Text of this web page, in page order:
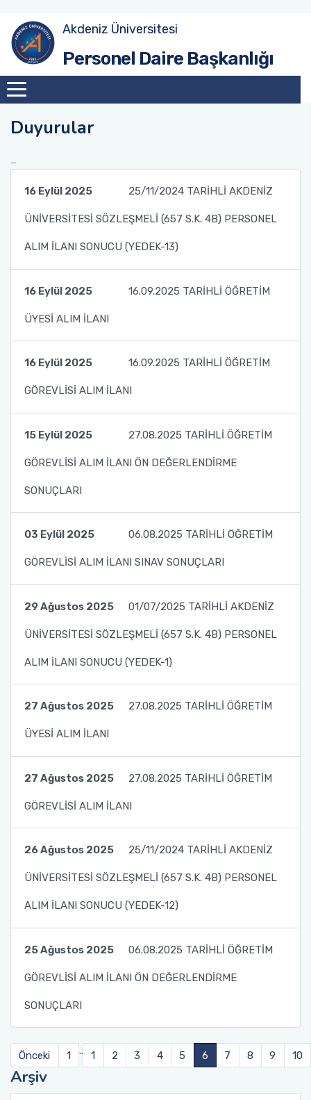
Akdeniz Üniversitesi
Personel Daire Başkanlığı
Duyurular
16 Eylül 2025 25/11/2024 TARİHLİ AKDENİZ
ÜNİVERSİTESİ SÖZLEŞMELİ (657 S.K. 4B) PERSONEL
ALIM İLANI SONUCU (YEDEK-13)
16 Eylül 2025 16.09.2025 TARİHLİ ÖĞRETİM
ÜYESİ ALIM İLANI
16 Eylül 2025 16.09.2025 TARİHLİ ÖĞRETİM
GÖREVLİSİ ALIM İLANI
15 Eylül 2025 27.08.2025 TARİHLİ ÖĞRETİM
GÖREVLİSİ ALIM İLANI ÖN DEĞERLENDİRME
SONUÇLARI
03 Eylül 2025 06.08.2025 TARİHLİ ÖĞRETİM
GÖREVLİSİ ALIM İLANI SINAV SONUÇLARI
29 Ağustos 2025 01/07/2025 TARİHLİ AKDENİZ
ÜNİVERSİTESİ SÖZLEŞMELİ (657 S.K. 4B) PERSONEL
ALIM İLANI SONUCU (YEDEK-1)
27 Ağustos 2025 27.08.2025 TARİHLİ ÖĞRETİM
ÜYESİ ALIM İLANI
27 Ağustos 2025 27.08.2025 TARİHLİ ÖĞRETİM
GÖREVLİSİ ALIM İLANI
26 Ağustos 2025 25/11/2024 TARİHLİ AKDENİZ
ÜNİVERSİTESİ SÖZLEŞMELİ (657 S.K. 4B) PERSONEL
ALIM İLANI SONUCU (YEDEK-12)
25 Ağustos 2025 06.08.2025 TARİHLİ ÖĞRETİM
GÖREVLİSİ ALIM İLANI ÖN DEĞERLENDİRME
SONUÇLARI
Önceki 1 .. 1 2 3 4 5 6 7 8 9 10
Arşiv
Akademik Atama Şube Müdürlüğü
Akademik Görevlendirme ve Evrak Kayıt Şube
Müdürlüğü
İdari Personel Şube Müdürlüğü
Sicil ve Disiplin İşlemleri Şube Müdürlüğü
Maaş Tahakkuk Şube Müdürlüğü